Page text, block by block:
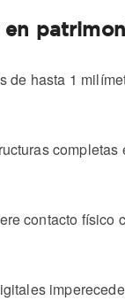
en
de hasta 1
completas
contacto físico